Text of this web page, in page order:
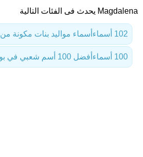
Magdalena يحدث فى الفئات التالية
أسماء مواليد بنات مكونة من 10 حروف 102 أسماء
أفضل 100 أسم شعبي في بولندي 100 أسماء